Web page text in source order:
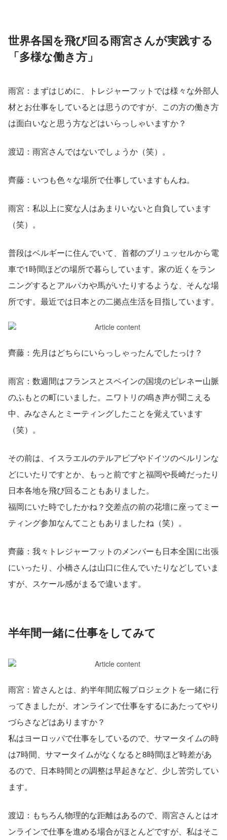
世界各国を飛び回る雨宮さんが実践する
「多様な働き方」
雨宮：まずはじめに、トレジャーフットでは様々な外部人
材とお仕事をしているとは思うのですが、この方の働き方
は面白いなと思う方などはいらっしゃいますか？
渡辺：雨宮さんではないでしょうか（笑）。
齊藤：いつも色々な場所で仕事していますもんね。
雨宮：私以上に変な人はあまりいないと自負しています
（笑）。
普段はベルギーに住んでいて、首都のブリュッセルから電
車で1時間ほどの場所で暮らしています。家の近くをラン
ニングするとアルパカや馬がいたりするような、そんな場
所です。最近では日本との二拠点生活を目指しています。
齊藤：先月はどちらにいらっしゃったんでしたっけ？
雨宮：数週間はフランスとスペインの国境のピレネー山脈
のふもとの町にいました。ニワトリの鳴き声が聞こえる
中、みなさんとミーティングしたことを覚えています
（笑）。
その前は、イスラエルのテルアビブやドイツのベルリンな
どにいたりですとか、もっと前ですと福岡や長崎だったり
日本各地を飛び回ることもありました。
福岡にいた時でしたかね？交差点の前の花壇に座ってミー
ティング参加なんてこともありましたね（笑）。
齊藤：我々トレジャーフットのメンバーも日本全国に出張
にいったり、小橋さんは山口に住んでいたりなどしていま
すが、スケール感がまるで違います。
半年間一緒に仕事をしてみて
雨宮：皆さんとは、約半年間広報プロジェクトを一緒に行
ってきましたが、オンラインで仕事をするにあたってやり
づらさなどはありますか？
私はヨーロッパで仕事をしているので、サマータイムの時
は7時間、サマータイムがなくなると8時間ほど時差があ
るので、日本時間との調整は早起きなど、少し苦労してい
ます。
渡辺：もちろん物理的な距離はあるので、雨宮さんとはオ
ンラインで仕事を進める場合がほとんどですが、私はそこ